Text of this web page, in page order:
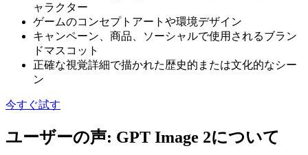
ャラクター
ゲームのコンセプトアートや環境デザイン
キャンペーン、商品、ソーシャルで使用されるブラン
ドマスコット
正確な視覚詳細で描かれた歴史的または文化的なシー
ン
今すぐ試す
ユーザーの声: GPT Image 2について